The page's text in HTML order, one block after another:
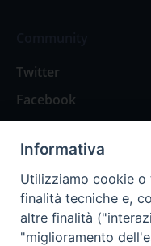
Twitter
Facebook
Spazio Lettori
Eventi
Informativa
Utilizziamo cookie
finalità tecniche e,
altre finalità
"miglioramento